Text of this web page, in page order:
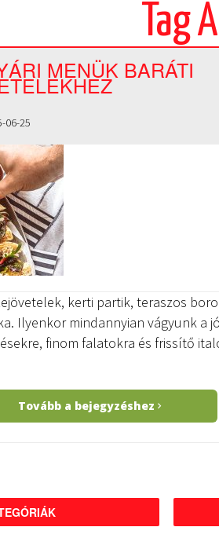
Tag
MENÜK BARÁTI
06-25
kerti partik, teraszos
Ilyenkor mindannyian vágyunk a
finom falatokra és frissítő
Tovább a bejegyzéshez